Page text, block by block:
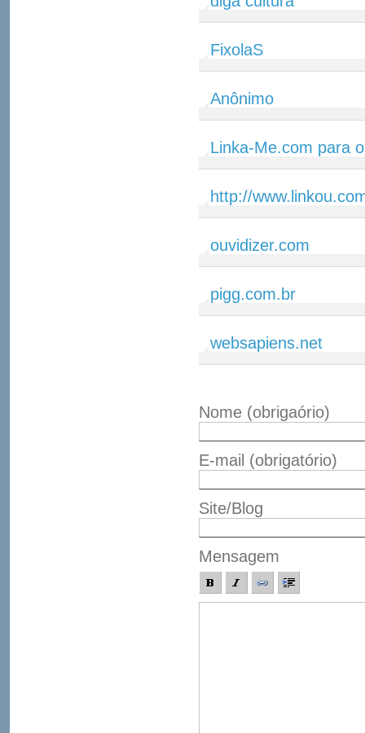
FixolaS
Anônimo
Linka-Me.com para
http://
ouvidizer.com
pigg.com.br
websapiens.net
Nome (obrigaório)
E-mail (obrigatório)
Site/Blog
Mensagem